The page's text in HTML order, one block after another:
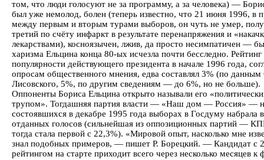
том, что люди голосуют не за программу, а за человека) —
был уже немолод, болен (теперь известно, что 21 июня 1996, в
между первым и вторым турами выборов, он чуть не умер,
третий по счёту инфаркт в результате перенапряжения и
лекарствами), косноязычен, лжив, да просто несимпатичен —
харизма Ельцина конца 80-ых исчезла почти бесследно. Рейтинг
популярности действующего президента в начале 1996 года,
опросам общественного мнения, едва составлял 3% (по данным
Лисовского, 5%, по другим сведениям — до 6%, но не больше).
Оппоненты Бориса Ельцина открыто называли его
трупом». Тогдашняя партия власти — «Наш дом — Россия» —
состоявшихся в декабре 1995 года выборах в Госдуму набрала
отданных голосов (сильнейшая из оппозиционных партий —
тогда стала первой с 22,3%). «Мировой опыт, насколько мне
знал подобных примеров, — пишет Р. Борецкий. — Кандидат с
рейтингом на старте приходит всего через несколько месяцев